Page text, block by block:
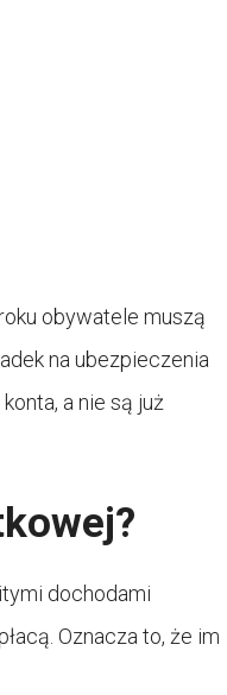
obywatele muszą
na ubezpieczenia
a nie są już
dochodami
Oznacza to, że im